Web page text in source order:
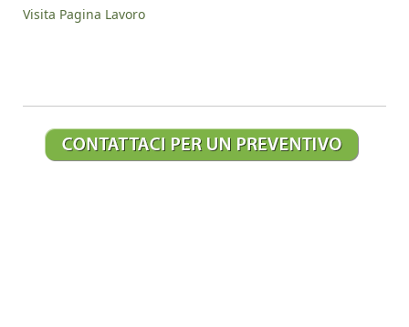
Visita Pagina Lavoro